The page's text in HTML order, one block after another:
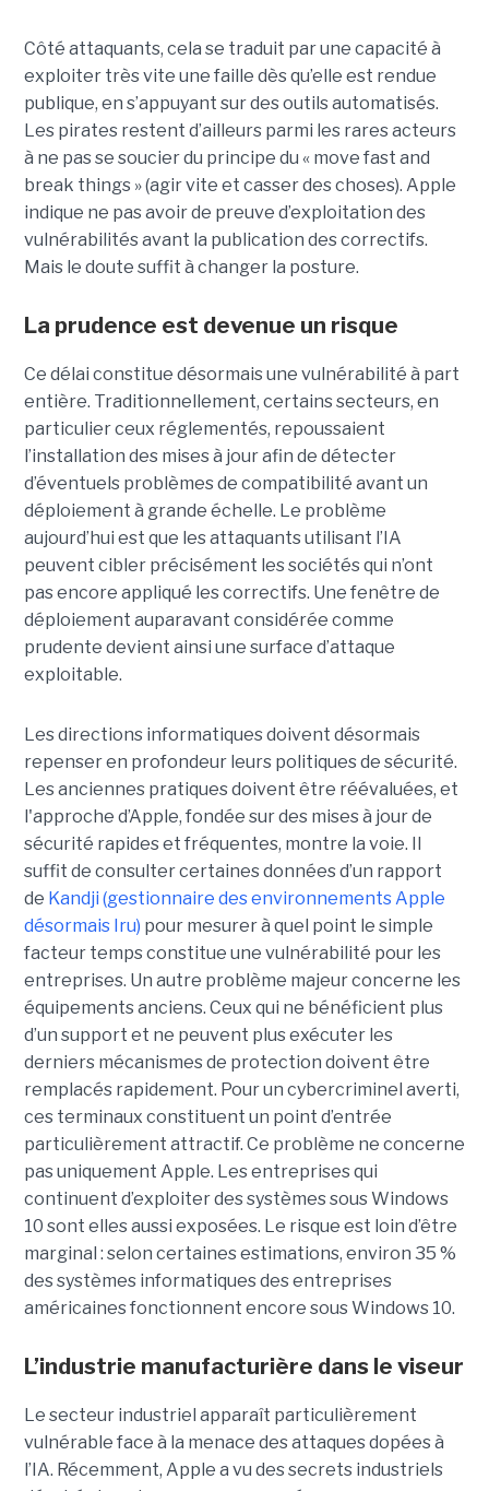
Côté attaquants, cela se traduit par une capacité à
exploiter très vite une faille dès qu’elle est rendue
publique, en s’appuyant sur des outils automatisés.
Les pirates restent d’ailleurs parmi les rares acteurs
à ne pas se soucier du principe du « move fast and
break things » (agir vite et casser des choses). Apple
indique ne pas avoir de preuve d’exploitation des
vulnérabilités avant la publication des correctifs.
Mais le doute suffit à changer la posture.
La prudence est devenue un risque
Ce délai constitue désormais une vulnérabilité à part
entière. Traditionnellement, certains secteurs, en
particulier ceux réglementés, repoussaient
l’installation des mises à jour afin de détecter
d’éventuels problèmes de compatibilité avant un
déploiement à grande échelle. Le problème
aujourd’hui est que les attaquants utilisant l’IA
peuvent cibler précisément les sociétés qui n’ont
pas encore appliqué les correctifs. Une fenêtre de
déploiement auparavant considérée comme
prudente devient ainsi une surface d’attaque
exploitable.
Les directions informatiques doivent désormais
repenser en profondeur leurs politiques de sécurité.
Les anciennes pratiques doivent être réévaluées, et
l'approche d’Apple, fondée sur des mises à jour de
sécurité rapides et fréquentes, montre la voie. Il
suffit de consulter certaines données d’un rapport
de Kandji (gestionnaire des environnements Apple
désormais Iru) pour mesurer à quel point le simple
facteur temps constitue une vulnérabilité pour les
entreprises. Un autre problème majeur concerne les
équipements anciens. Ceux qui ne bénéficient plus
d’un support et ne peuvent plus exécuter les
derniers mécanismes de protection doivent être
remplacés rapidement. Pour un cybercriminel averti,
ces terminaux constituent un point d’entrée
particulièrement attractif. Ce problème ne concerne
pas uniquement Apple. Les entreprises qui
continuent d’exploiter des systèmes sous Windows
10 sont elles aussi exposées. Le risque est loin d’être
marginal : selon certaines estimations, environ 35 %
des systèmes informatiques des entreprises
américaines fonctionnent encore sous Windows 10.
L’industrie manufacturière dans le viseur
Le secteur industriel apparaît particulièrement
vulnérable face à la menace des attaques dopées à
l’IA. Récemment, Apple a vu des secrets industriels